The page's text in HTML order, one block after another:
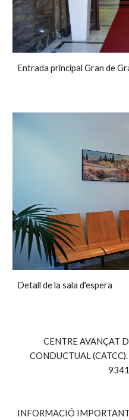
Entrada principal Gran de
Detall de la sala d'espera
CENTRE AVANÇAT
CONDUCTUAL (CATCC).
INFORMACIÓ